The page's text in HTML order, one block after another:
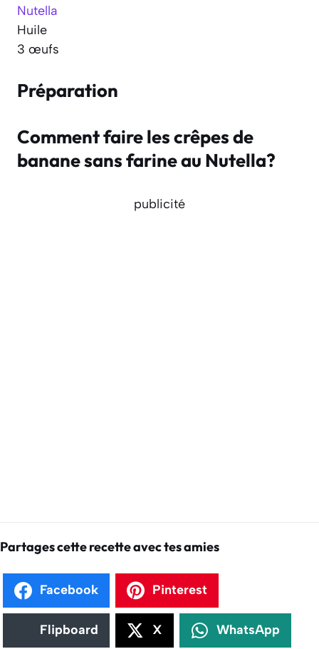
Nutella
Huile
3 œufs
Préparation
Comment faire les crêpes de
banane sans farine au Nutella?
publicité
Partages cette recette avec tes amies
Facebook Pinterest
Flipboard X WhatsApp